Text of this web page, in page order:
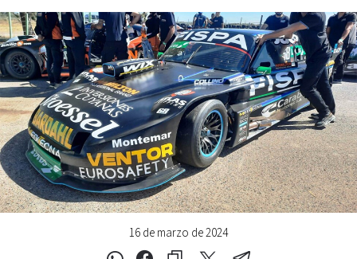
16 de marzo de 2024